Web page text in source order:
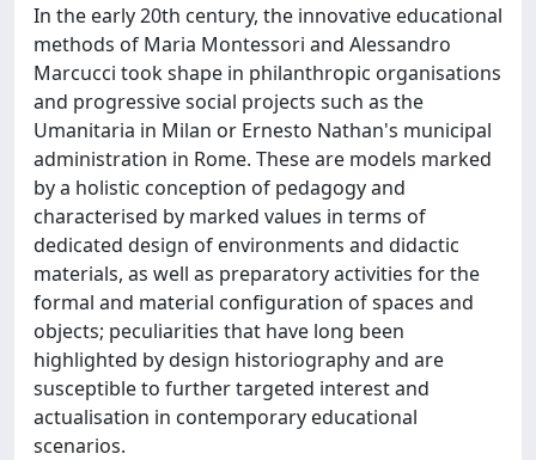
In the early 20th century, the innovative educational
methods of Maria Montessori and Alessandro
Marcucci took shape in philanthropic organisations
and progressive social projects such as the
Umanitaria in Milan or Ernesto Nathan's municipal
administration in Rome. These are models marked
by a holistic conception of pedagogy and
characterised by marked values in terms of
dedicated design of environments and didactic
materials, as well as preparatory activities for the
formal and material configuration of spaces and
objects; peculiarities that have long been
highlighted by design historiography and are
susceptible to further targeted interest and
actualisation in contemporary educational
scenarios.